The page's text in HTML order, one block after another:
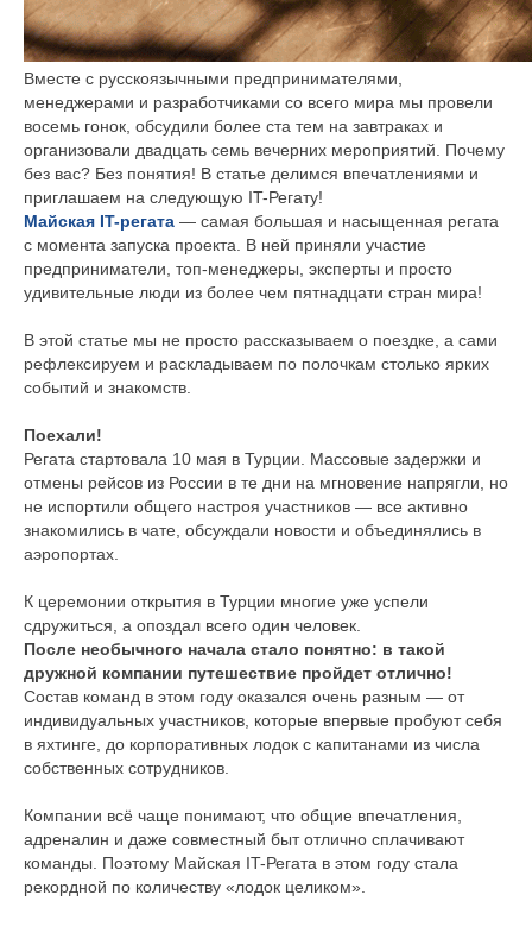
Вместе с русскоязычными предпринимателями,
менеджерами и разработчиками со всего мира мы провели
восемь гонок, обсудили более ста тем на завтраках и
организовали двадцать семь вечерних мероприятий. Почему
без вас? Без понятия! В статье делимся впечатлениями и
приглашаем на следующую IT-Регату!
Майская IT-регата — самая большая и насыщенная регата
с момента запуска проекта. В ней приняли участие
предприниматели, топ-менеджеры, эксперты и просто
удивительные люди из более чем пятнадцати стран мира!
В этой статье мы не просто рассказываем о поездке, а сами
рефлексируем и раскладываем по полочкам столько ярких
событий и знакомств.
Поехали!
Регата стартовала 10 мая в Турции. Массовые задержки и
отмены рейсов из России в те дни на мгновение напрягли, но
не испортили общего настроя участников — все активно
знакомились в чате, обсуждали новости и объединялись в
аэропортах.
К церемонии открытия в Турции многие уже успели
сдружиться, а опоздал всего один человек.
После необычного начала стало понятно: в такой
дружной компании путешествие пройдет отлично!
Состав команд в этом году оказался очень разным — от
индивидуальных участников, которые впервые пробуют себя
в яхтинге, до корпоративных лодок с капитанами из числа
собственных сотрудников.
Компании всё чаще понимают, что общие впечатления,
адреналин и даже совместный быт отлично сплачивают
команды. Поэтому Майская IT-Регата в этом году стала
рекордной по количеству «лодок целиком».